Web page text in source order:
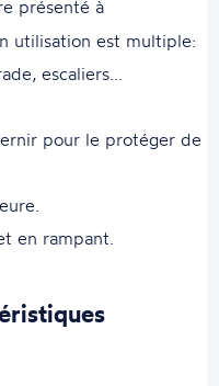
présenté à
utilisation est multiple:
escaliers...
pour le protéger de
en rampant.